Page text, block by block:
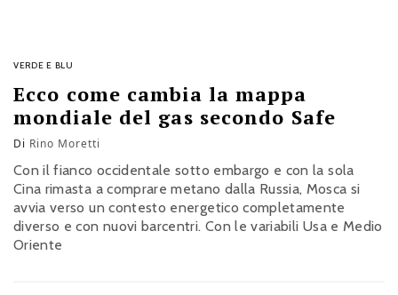
VERDE E BLU
Ecco come cambia la mappa
mondiale del gas secondo Safe
Di Rino Moretti
Con il fianco occidentale sotto embargo e con la sola
Cina rimasta a comprare metano dalla Russia, Mosca si
avvia verso un contesto energetico completamente
diverso e con nuovi barcentri. Con le variabili Usa e Medio
Oriente